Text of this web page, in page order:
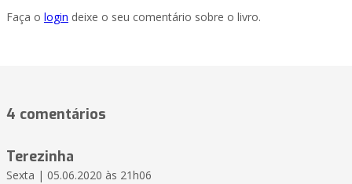
Faça o login deixe o seu comentário sobre o livro.
4 comentários
Terezinha
Sexta | 05.06.2020 às 21h06